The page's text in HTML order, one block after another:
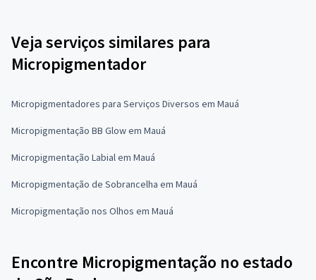
Veja serviços similares para
Micropigmentador
Micropigmentadores para Serviços Diversos em Mauá
Micropigmentação BB Glow em Mauá
Micropigmentação Labial em Mauá
Micropigmentação de Sobrancelha em Mauá
Micropigmentação nos Olhos em Mauá
Encontre Micropigmentação no estado